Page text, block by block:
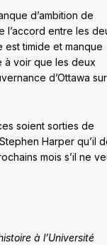
d’ambition de
l’accord entre les
timide et manque
à voir que les deux
d’Ottawa sur
soient sorties de
Harper qu’il
mois s’il ne
à l’Université